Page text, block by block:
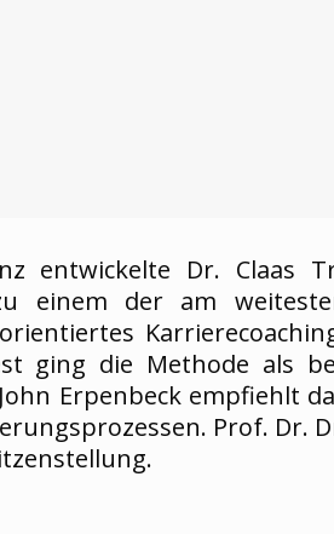
entwickelte Dr. Claas
einem der am
ging die Methode als
Erpenbeck empfiehlt
Prof. Dr.